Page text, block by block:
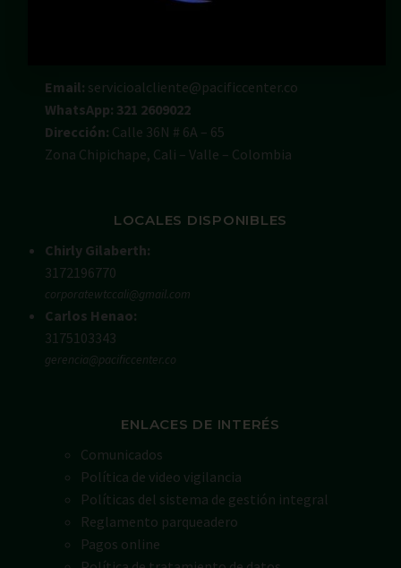
Email: servicioalcliente@pacificcenter.co
WhatsApp: 321 2609022
Dirección: Calle 36N # 6A – 65
Zona Chipichape, Cali – Valle – Colombia
LOCALES DISPONIBLES
Chirly Gilaberth:
3172196770
corporatewtccali@gmail.com
Carlos Henao:
3175103343
gerencia@pacificcenter.co
ENLACES DE INTERÉS
Comunicados
Política de video vigilancia
Políticas del sistema de gestión integral
Reglamento parqueadero
Pagos online